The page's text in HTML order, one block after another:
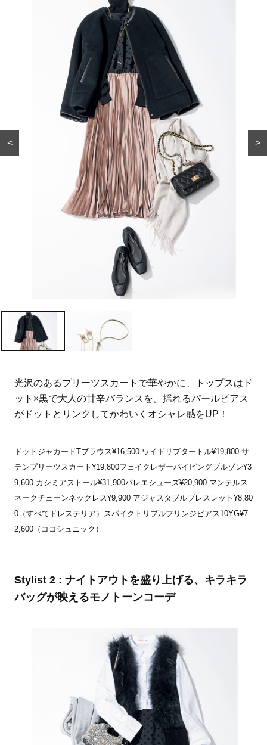
< >
光沢のあるプリーツスカートで華やかに、トップスはド
ット×黒で大人の甘辛バランスを。揺れるパールピアス
がドットとリンクしてかわいくオシャレ感をUP！
ドットジャカードTブラウス¥16,500 ワイドリブタートル¥19,800 サ
テンプリーツスカート¥19,800フェイクレザーパイピングブルゾン¥3
9,600 カシミアストール¥31,900バレエシューズ¥20,900 マンテルス
ネークチェーンネックレス¥9,900 アジャスタブルブレスレット¥8,80
0（すべてドレステリア）スパイクトリプルフリンジピアス10YG¥7
2,600（ココシュニック）
Stylist 2 : ナイトアウトを盛り上げる、キラキラ
バッグが映えるモノトーンコーデ